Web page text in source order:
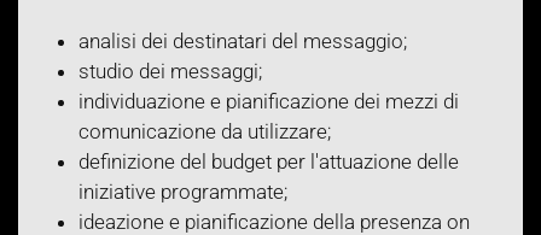
analisi dei destinatari del messaggio;
studio dei messaggi;
individuazione e pianificazione dei mezzi di
comunicazione da utilizzare;
definizione del budget per l'attuazione delle
iniziative programmate;
ideazione e pianificazione della presenza on